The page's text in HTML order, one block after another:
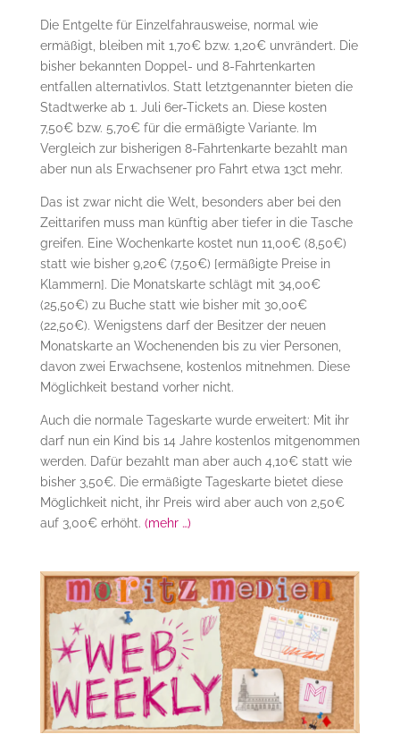
Die Entgelte für Einzelfahrausweise, normal wie
ermäßigt, bleiben mit 1,70€ bzw. 1,20€ unvrändert. Die
bisher bekannten Doppel- und 8-Fahrtenkarten
entfallen alternativlos. Statt letztgenannter bieten die
Stadtwerke ab 1. Juli 6er-Tickets an. Diese kosten
7,50€ bzw. 5,70€ für die ermäßigte Variante. Im
Vergleich zur bisherigen 8-Fahrtenkarte bezahlt man
aber nun als Erwachsener pro Fahrt etwa 13ct mehr.
Das ist zwar nicht die Welt, besonders aber bei den
Zeittarifen muss man künftig aber tiefer in die Tasche
greifen. Eine Wochenkarte kostet nun 11,00€ (8,50€)
statt wie bisher 9,20€ (7,50€) [ermäßigte Preise in
Klammern]. Die Monatskarte schlägt mit 34,00€
(25,50€) zu Buche statt wie bisher mit 30,00€
(22,50€). Wenigstens darf der Besitzer der neuen
Monatskarte an Wochenenden bis zu vier Personen,
davon zwei Erwachsene, kostenlos mitnehmen. Diese
Möglichkeit bestand vorher nicht.
Auch die normale Tageskarte wurde erweitert: Mit ihr
darf nun ein Kind bis 14 Jahre kostenlos mitgenommen
werden. Dafür bezahlt man aber auch 4,10€ statt wie
bisher 3,50€. Die ermäßigte Tageskarte bietet diese
Möglichkeit nicht, ihr Preis wird aber auch von 2,50€
auf 3,00€ erhöht. (mehr …)